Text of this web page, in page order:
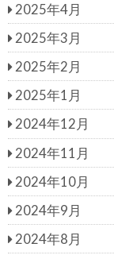
2025年4月
2025年3月
2025年2月
2025年1月
2024年12月
2024年11月
2024年10月
2024年9月
2024年8月